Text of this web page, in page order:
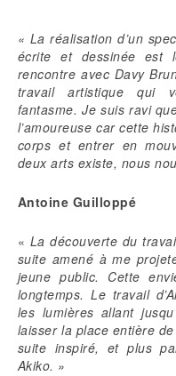
« La réalisation d’un
écrite et dessinée est
rencontre avec Davy
travail artistique qui
fantasme. Je suis ravi
l’amoureuse car cette
corps et entrer en
deux arts existe, nous
Antoine Guilloppé
« La découverte du
suite amené à me
jeune public. Cette
longtemps. Le travail
les lumières allant
laisser la place entière
suite inspiré, et plus
Akiko. »